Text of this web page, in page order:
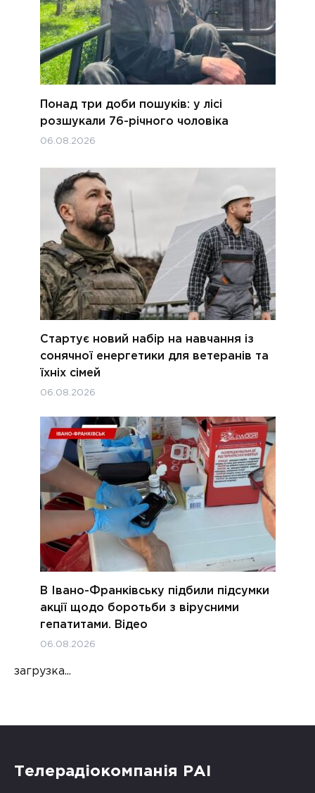
Понад три доби пошуків: у лісі
розшукали 76-річного чоловіка
06.08.2026
Стартує новий набір на навчання із
сонячної енергетики для ветеранів та
їхніх сімей
06.08.2026
В Івано-Франківську підбили підсумки
акції щодо боротьби з вірусними
гепатитами. Відео
06.08.2026
загрузка...
Телерадіокомпанія РАІ